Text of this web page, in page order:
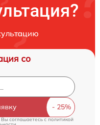
со
Вы соглашаетесь cполитикой